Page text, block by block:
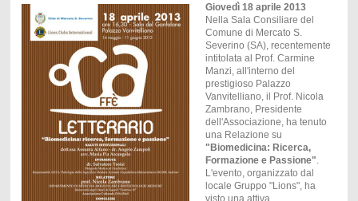
Giovedì 18 aprile 2013
Nella Sala Consiliare del
Comune di Mercato S.
Severino (SA), recentemente
intitolata al Prof. Carmine
Manzi, all'interno del
prestigioso Palazzo
Vanvitelliano, il Prof. Nicola
Zambrano, Presidente
dell'Associazione, ha tenuto
una Relazione su
"Biomedicina: Ricerca,
Formazione e Passione"
L'evento, organizzato dal
locale Gruppo "Lions", ha
visto una attiva